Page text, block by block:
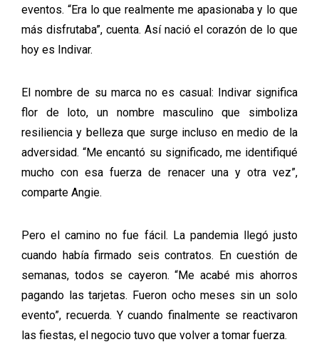
eventos. “Era lo que realmente me apasionaba y lo que
más disfrutaba”, cuenta. Así nació el corazón de lo que
hoy es Indivar.
El nombre de su marca no es casual: Indivar significa
flor de loto, un nombre masculino que simboliza
resiliencia y belleza que surge incluso en medio de la
adversidad. “Me encantó su significado, me identifiqué
mucho con esa fuerza de renacer una y otra vez”,
comparte Angie.
Pero el camino no fue fácil. La pandemia llegó justo
cuando había firmado seis contratos. En cuestión de
semanas, todos se cayeron. “Me acabé mis ahorros
pagando las tarjetas. Fueron ocho meses sin un solo
evento”, recuerda. Y cuando finalmente se reactivaron
las fiestas, el negocio tuvo que volver a tomar fuerza.